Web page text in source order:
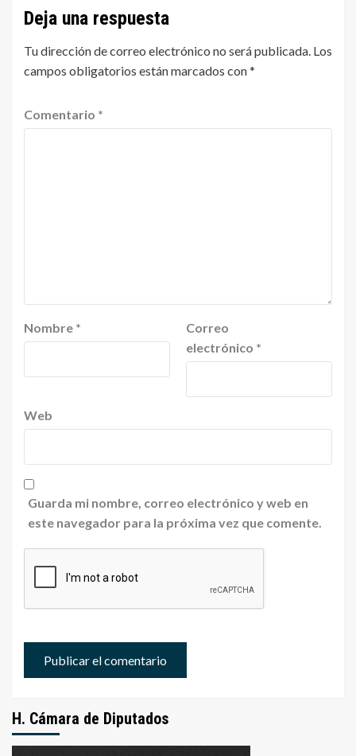
Deja una respuesta
Tu dirección de correo electrónico no será publicada. Los
campos obligatorios están marcados con*
Comentario *
Nombre *
Correo
electrónico *
Web
Guarda mi nombre, correo electrónico y web en
este navegador para la próxima vez que comente.
H. Cámara de Diputados